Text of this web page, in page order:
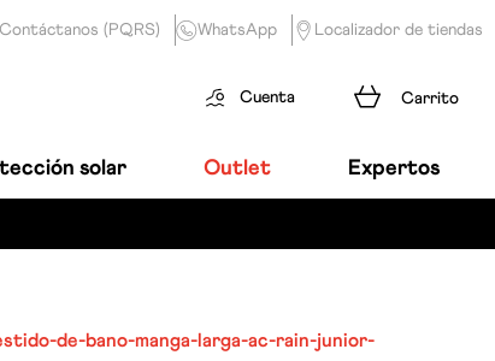
Contáctanos (PQRS) WhatsApp Localizador de tiendas
Cuenta
solar Outlet Expertos
de-bano-manga-larga-ac-rain-junior-